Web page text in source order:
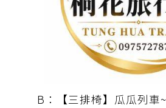
B：【三排椅】瓜瓜列車